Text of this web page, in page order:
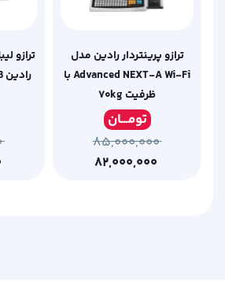
ترازو پرینتردار رادین مدل
Advanced NEXT-A Wi-Fi با
ظرفیت ۷۰kg
تومـــان
۸۵,۰۰۰,۰۰۰
ترازو
۱۱۵,۰۰۰,۰۰۰